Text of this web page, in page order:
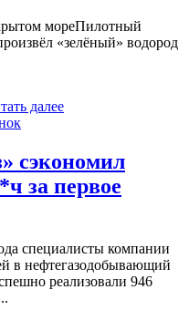
мореПилотный
«зелёный» водород
далее
сэкономил
за первое
специалисты компании
в нефтегазодобывающий
реализовали 946